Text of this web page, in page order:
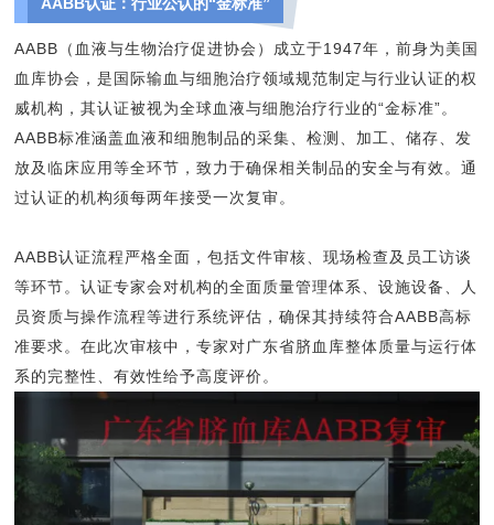
AABB认证：行业公认的“金标准”
AABB（血液与生物治疗促进协会）成立于1947年，前身为美国
血库协会，是国际输血与细胞治疗领域规范制定与行业认证的权
威机构，其认证被视为全球血液与细胞治疗行业的“金标准”。
AABB标准涵盖血液和细胞制品的采集、检测、加工、储存、发
放及临床应用等全环节，致力于确保相关制品的安全与有效。通
过认证的机构须每两年接受一次复审。
AABB认证流程严格全面，包括文件审核、现场检查及员工访谈
等环节。认证专家会对机构的全面质量管理体系、设施设备、人
员资质与操作流程等进行系统评估，确保其持续符合AABB高标
准要求。在此次审核中，专家对广东省脐血库整体质量与运行体
系的完整性、有效性给予高度评价。